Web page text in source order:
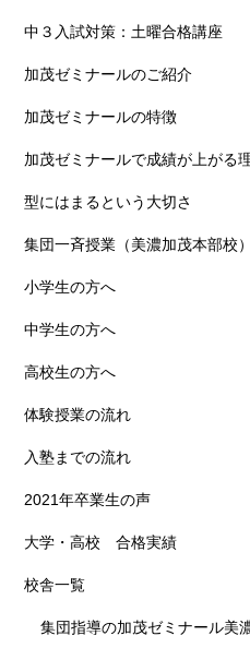
中３入試対策：土曜合格講座
加茂ゼミナールのご紹介
加茂ゼミナールの特徴
加茂ゼミナールで成績が上がる
型にはまるという大切さ
集団一斉授業（美濃加茂本部校
小学生の方へ
中学生の方へ
高校生の方へ
体験授業の流れ
入塾までの流れ
2021年卒業生の声
大学・高校 合格実績
校舎一覧
集団指導の加茂ゼミナール美